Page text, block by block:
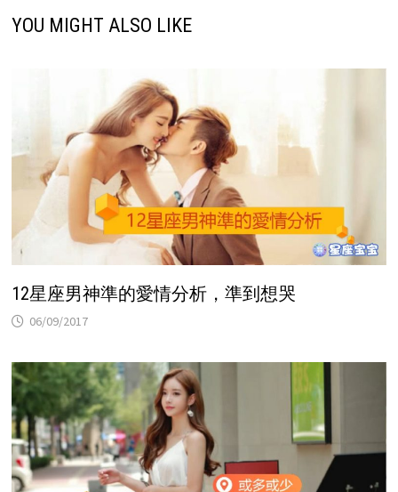
YOU MIGHT ALSO LIKE
12星座男神準的愛情分析，準到想哭
06/09/2017